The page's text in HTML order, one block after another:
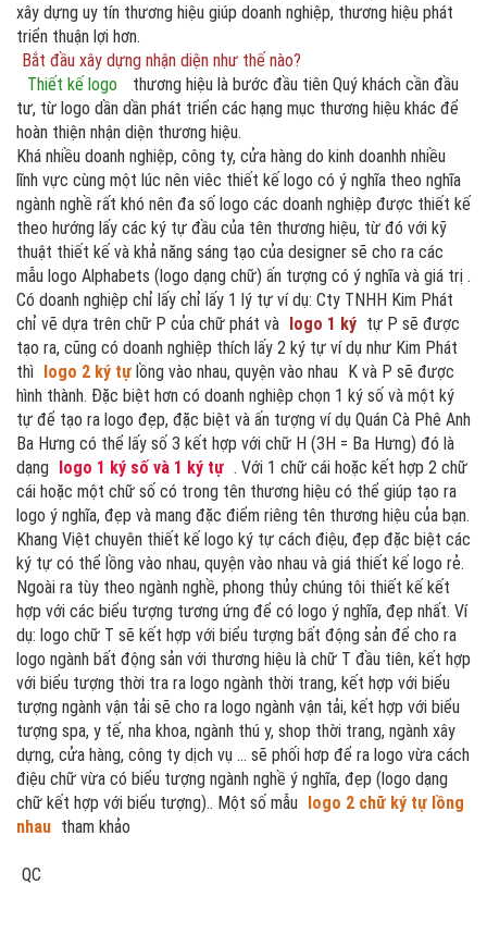
xây dựng uy tín thương hiệu giúp doanh nghiệp, thương hiệu phát
triển thuận lợi hơn.
Bắt đầu xây dựng nhận diện như thế nào?
Thiết kế logo
thương hiệu là bước đầu tiên Quý khách cần đầu
tư, từ logo dần dần phát triển các hạng mục thương hiệu khác để
hoàn thiện nhận diện thương hiệu.
Khá nhiều doanh nghiệp, công ty, cửa hàng do kinh doanhh nhiều
lĩnh vực cùng một lúc nên viêc thiết kế logo có ý nghĩa theo nghĩa
ngành nghề rất khó nên đa số logo các doanh nghiệp được thiết kế
theo hướng lấy các ký tự đầu của tên thương hiệu, từ đó với kỹ
thuật thiết kế và khả năng sáng tạo của designer sẽ cho ra các
mẫu logo Alphabets (logo dạng chữ) ấn tượng có ý nghĩa và giá trị .
Có doanh nghiệp chỉ lấy chỉ lấy 1 lý tự ví dụ: Cty TNHH Kim Phát
chỉ vẽ dựa trên chữ P của chữ phát và logo 1 ký tự P sẽ được
tạo ra, cũng có doanh nghiệp thích lấy 2 ký tự ví dụ như Kim Phát
thì logo 2 ký tự lồng vào nhau, quyện vào nhau K và P sẽ được
hình thành. Đặc biệt hơn có doanh nghiệp chọn 1 ký số và một ký
tự để tạo ra logo đẹp, đặc biệt và ấn tượng ví dụ Quán Cà Phê Anh
Ba Hưng có thể lấy số 3 kết hợp với chữ H (3H = Ba Hưng) đó là
dạng logo 1 ký số và 1 ký tự . Với 1 chữ cái hoặc kết hợp 2 chữ
cái hoặc một chữ số có trong tên thương hiệu có thể giúp tạo ra
logo ý nghĩa, đẹp và mang đặc điểm riêng tên thương hiệu của bạn.
Khang Việt chuyên thiết kế logo ký tự cách điệu, đẹp đặc biệt các
ký tự có thể lồng vào nhau, quyện vào nhau và giá thiết kế logo rẻ.
Ngoài ra tùy theo ngành nghề, phong thủy chúng tôi thiết kế kết
hợp với các biểu tượng tương ứng để có logo ý nghĩa, đẹp nhất. Ví
dụ: logo chữ T sẽ kết hợp với biểu tượng bất động sản để cho ra
logo ngành bất động sản với thương hiệu là chữ T đầu tiên, kết hợp
với biểu tượng thời tra ra logo ngành thời trang, kết hợp với biểu
tượng ngành vận tải sẽ cho ra logo ngành vận tải, kết hợp với biểu
tượng spa, y tế, nha khoa, ngành thú y, shop thời trang, ngành xây
dựng, cửa hàng, công ty dịch vụ ... sẽ phối hơp để ra logo vừa cách
điệu chữ vừa có biểu tượng ngành nghề ý nghĩa, đẹp (logo dạng
chữ kết hợp với biểu tượng).. Một số mẫu logo 2 chữ ký tự lồng
nhau tham khảo
QC